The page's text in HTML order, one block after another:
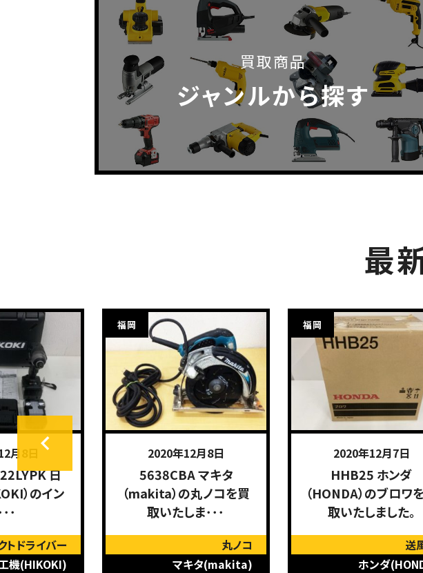
買取商品
ジャンルから探す
最
月8日
日
）のイン
･
トドライバー
機(HIKOKI)
福岡
2020年12月8日
5638CBA マキタ
（makita）の丸ノコを買
取いたしま･･･
丸ノコ
マキタ(makita)
福岡
2020年12月7日
HHB25 ホンダ
（HONDA）のブロワ
取いたしました。
送
ホンダ